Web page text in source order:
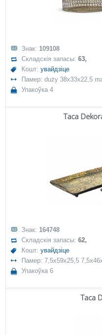
Знак: 109108
Складскія запасы:63,
Кошт:увайдзіце
Памер: duży 38x33x22,5
Упакоўка 4
Taca
Знак: 164748
Складскія запасы:62,
Кошт:увайдзіце
Памер: 7,5x59x25,5
Упакоўка 6
Taca